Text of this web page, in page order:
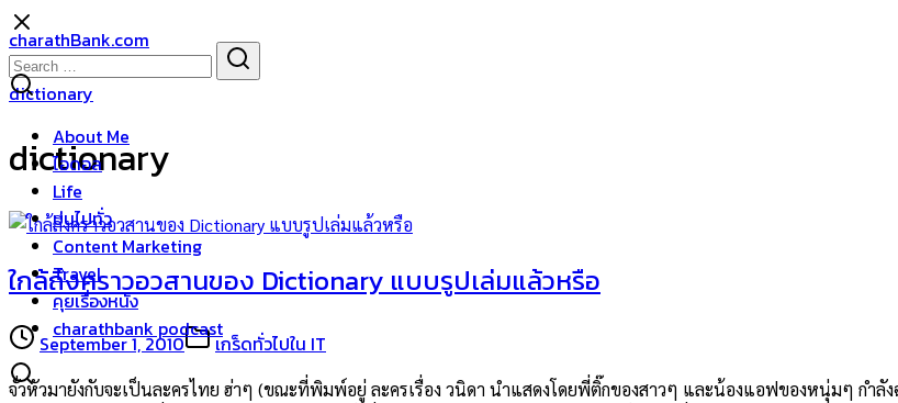
Skip
to
content
charathBank.com
About Me
ไอดอล
Life
บ่นไปทั่ว
Content Marketing
Travel
คุยเรื่องหนัง
charathbank podcast
Search
for:
dictionary
dictionary
ใกล้ถึงคราวอวสานของ Dictionary แบบรูปเล่มแล้วหรือ
September 1, 2010 เกร็ดทั่วไปใน IT
จั่วหัวมายังกับจะเป็นละครไทย ฮ่าๆ (ขณะที่พิมพ์อยู่ ละครเรื่อง วนิดา นำแสดงโดยพี่ติ๊กของสาวๆ และน้องแอฟของหนุ่มๆ กำลั